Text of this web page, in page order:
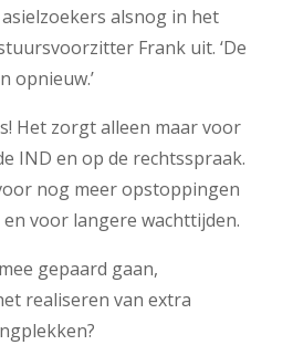
alsnog in het
Frank uit. ‘De
opnieuw.’
Het zorgt alleen maar voor
IND en op de rechtsspraak.
nog meer opstoppingen
voor langere wachttijden.
gepaard gaan,
realiseren van extra